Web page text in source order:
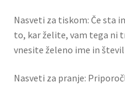
Nasveti za tiskom: Če sta
to, kar želite, vam tega ni
vnesite želeno ime in
Nasveti za pranje: